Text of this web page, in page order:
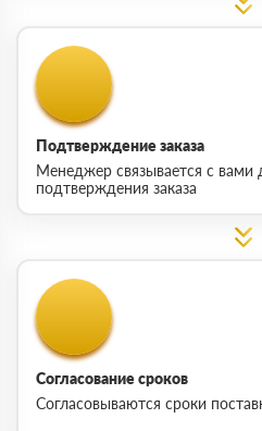
Подтверждение заказа
Менеджер связывается с вами
подтверждения заказа
Согласование сроков
Согласовываются сроки